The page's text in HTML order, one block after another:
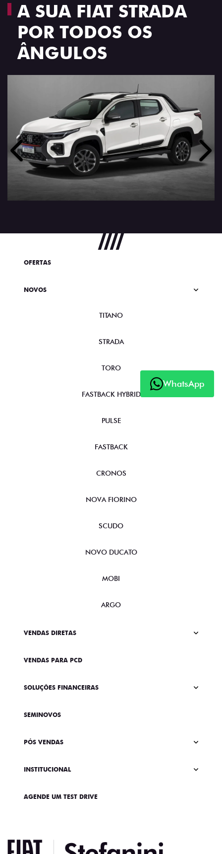
A SUA FIAT STRADA
POR TODOS OS
ÂNGULOS
Anterior
WhatsApp
OFERTAS
NOVOS
TITANO
STRADA
TORO
FASTBACK HYBRID
PULSE
FASTBACK
CRONOS
NOVA FIORINO
SCUDO
NOVO DUCATO
MOBI
ARGO
VENDAS DIRETAS
VENDAS PARA PCD
SOLUÇÕES FINANCEIRAS
SEMINOVOS
PÓS VENDAS
INSTITUCIONAL
AGENDE UM TEST DRIVE